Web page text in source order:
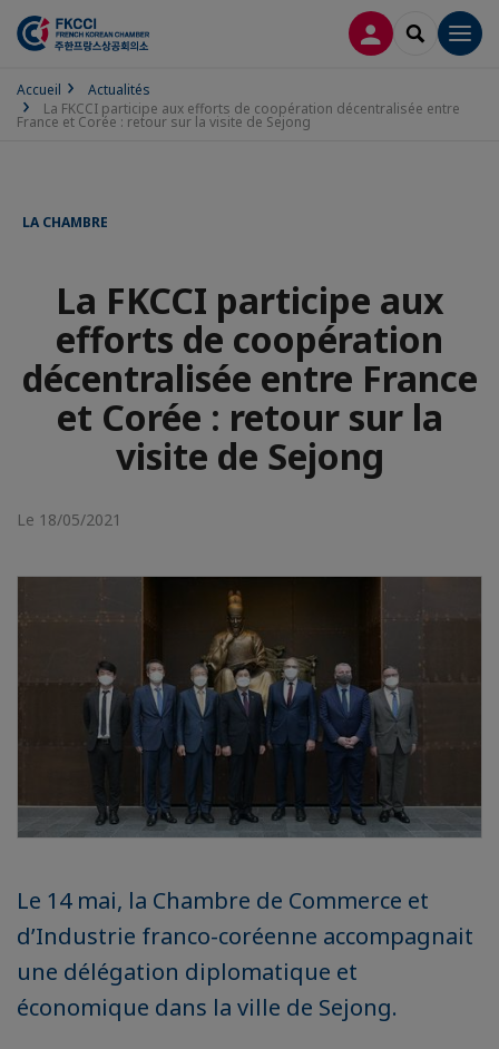
CONNEXION
Accueil
Actualités
La FKCCI participe aux efforts de coopération décentralisée entre
France et Corée : retour sur la visite de Sejong
LA CHAMBRE
La FKCCI participe aux
efforts de coopération
décentralisée entre France
et Corée : retour sur la
visite de Sejong
Le 18/05/2021
Le 14 mai, la Chambre de Commerce et
d’Industrie franco-coréenne accompagnait
une délégation diplomatique et
économique dans la ville de Sejong.